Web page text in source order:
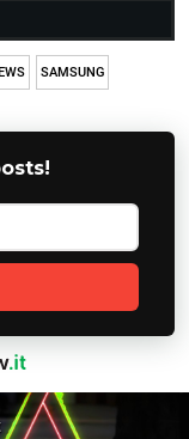
SAMSUNG